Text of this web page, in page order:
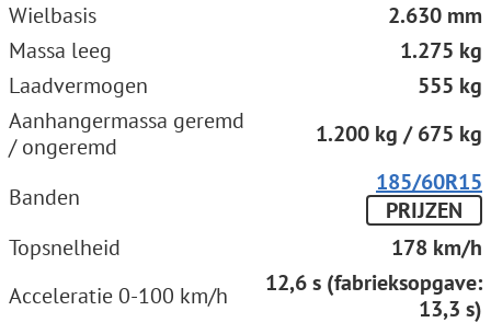
Wielbasis
2.630 mm
Massa leeg
1.275 kg
Laadvermogen
555 kg
Aanhangermassa geremd
/ ongeremd
1.200 kg / 675 kg
Banden
185/60R15
PRIJZEN
Topsnelheid
178 km/h
Acceleratie 0-100 km/h
12,6 s (fabrieksopgave:
13,3 s)